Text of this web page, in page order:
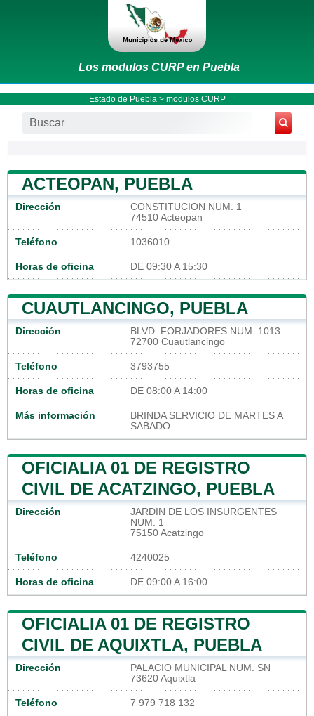
Los modulos CURP en Puebla
Estado de Puebla > modulos CURP
ACTEOPAN, PUEBLA
Dirección
CONSTITUCION NUM. 1
74510 Acteopan
Teléfono 1036010
Horas de oficina DE 09:30 A 15:30
CUAUTLANCINGO, PUEBLA
Dirección
BLVD. FORJADORES NUM. 1013
72700 Cuautlancingo
Teléfono 3793755
Horas de oficina DE 08:00 A 14:00
Más información
BRINDA SERVICIO DE MARTES A
SABADO
OFICIALIA 01 DE REGISTRO
CIVIL DE ACATZINGO, PUEBLA
Dirección
JARDIN DE LOS INSURGENTES
NUM. 1
75150 Acatzingo
Teléfono 4240025
Horas de oficina DE 09:00 A 16:00
OFICIALIA 01 DE REGISTRO
CIVIL DE AQUIXTLA, PUEBLA
Dirección
PALACIO MUNICIPAL NUM. SN
73620 Aquixtla
Teléfono 7 979 718 132